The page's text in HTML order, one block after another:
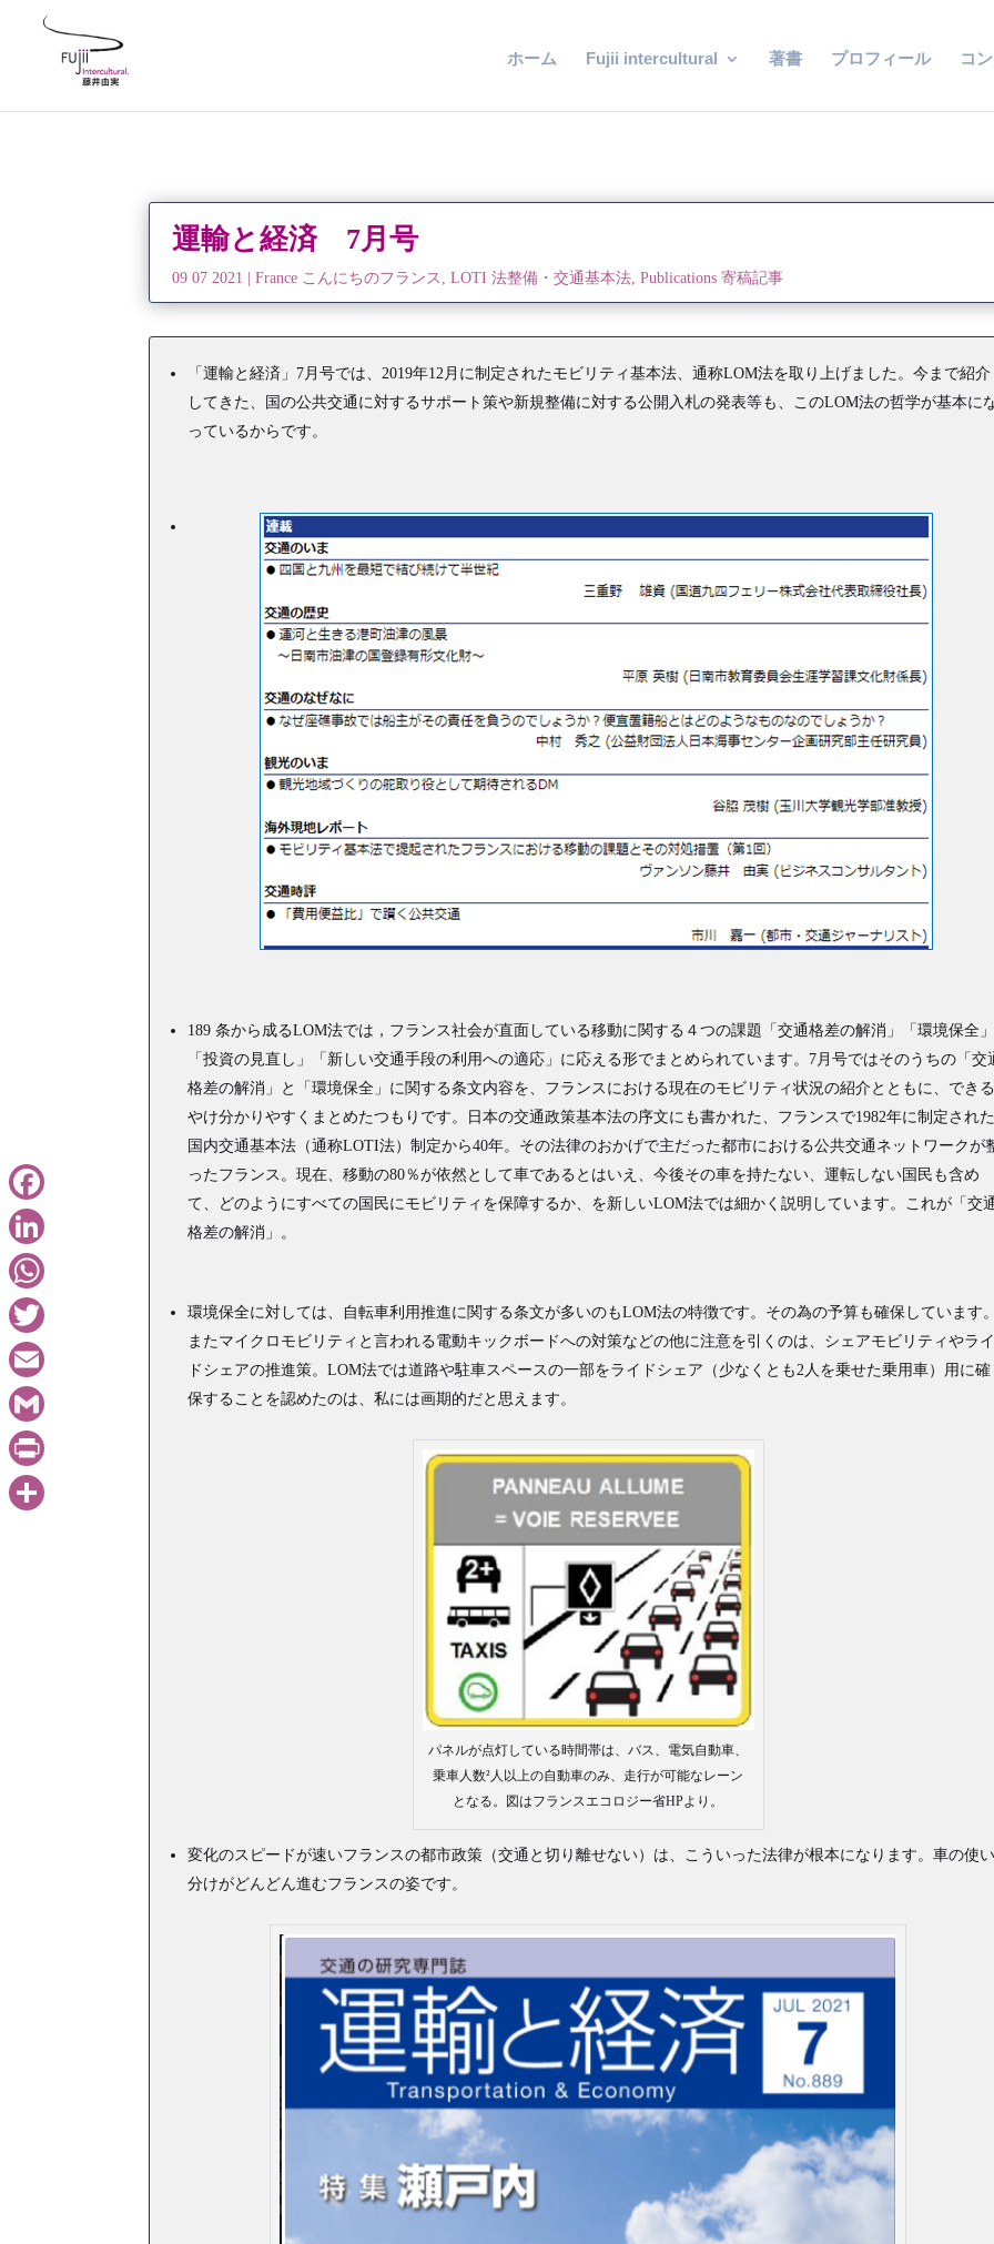
ホーム Fujii intercultural 著書 プロフィール コ
運輸と経済 7月号
09 07 2021 |France こんにちのフランス ,LOTI 法整備・交通基本法,Publications 寄稿記事
「運輸と経済」7月号では、2019年12月に制定されたモビリティ基本法、通称LOM法を取り上げました。今まで紹介
してきた、国の公共交通に対するサポート策や新規整備に対する公開入札の発表等も、このLOM法の哲学が基本に
っているからです。
189 条から成るLOM法では，フランス社会が直面している移動に関する４つの課題「交通格差の解消」「環境保全」
「投資の見直し」「新しい交通手段の利用への適応」に応える形でまとめられています。7月号ではそのうちの「交
格差の解消」と「環境保全」に関する条文内容を、フランスにおける現在のモビリティ状況の紹介とともに、できる
やけ分かりやすくまとめたつもりです。日本の交通政策基本法の序文にも書かれた、フランスで1982年に制定された
国内交通基本法（通称LOTI法）制定から40年。その法律のおかげで主だった都市における公共交通ネットワークが
ったフランス。現在、移動の80％が依然として車であるとはいえ、今後その車を持たない、運転しない国民も含め
て、どのようにすべての国民にモビリティを保障するか、を新しいLOM法では細かく説明しています。これが「交
格差の解消」。
環境保全に対しては、自転車利用推進に関する条文が多いのもLOM法の特徴です。その為の予算も確保しています。
またマイクロモビリティと言われる電動キックボードへの対策などの他に注意を引くのは、シェアモビリティやライ
ドシェアの推進策。LOM法では道路や駐車スペースの一部をライドシェア（少なくとも2人を乗せた乗用車）用に確
保することを認めたのは、私には画期的だと思えます。
パネルが点灯している時間帯は、バス、電気自動車、
乗車人数²人以上の自動車のみ、走行が可能なレーン
となる。図はフランスエコロジー省HPより。
変化のスピードが速いフランスの都市政策（交通と切り離せない）は、こういった法律が根本になります。車の使い
分けがどんどん進むフランスの姿です。
Facebook
LinkedIn
WhatsApp
Twitter
Email
Gmail
PrintFriendly